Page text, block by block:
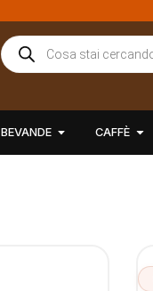
BEVANDE CAFFÈ